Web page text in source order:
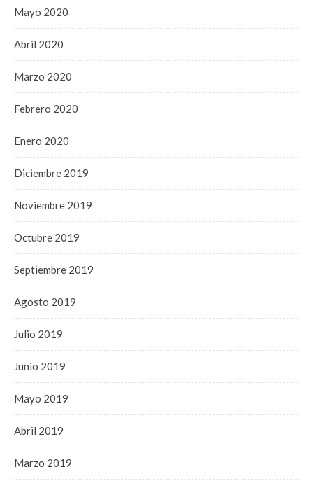
Mayo 2020
Abril 2020
Marzo 2020
Febrero 2020
Enero 2020
Diciembre 2019
Noviembre 2019
Octubre 2019
Septiembre 2019
Agosto 2019
Julio 2019
Junio 2019
Mayo 2019
Abril 2019
Marzo 2019